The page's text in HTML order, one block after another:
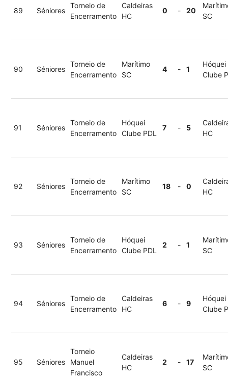
89 Séniores
Torneio de
Encerramento
Caldeiras
HC
0 - 20
SC
90 Séniores
Torneio de
Encerramento
Marítimo
SC
4 - 1
Hóquei
Clube
91 Séniores
Torneio de
Encerramento
Hóquei
Clube PDL
7 - 5
HC
92 Séniores
Torneio de
Encerramento
Marítimo
SC
18 - 0
HC
93 Séniores
Torneio de
Encerramento
Hóquei
Clube PDL
2 - 1
SC
94 Séniores
Torneio de
Encerramento
Caldeiras
HC
6 - 9
Hóquei
Clube
95 Séniores
Torneio
Manuel
Francisco
Caldeiras
HC
2 - 17
SC